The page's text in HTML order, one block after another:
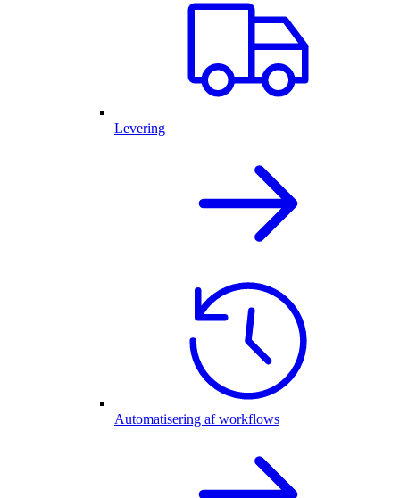
Levering
Automatisering af workflows